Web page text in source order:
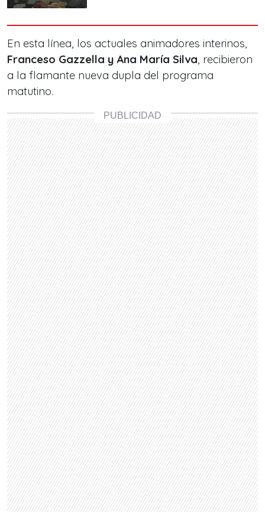
En esta línea, los actuales animadores interinos,
Franceso Gazzella y Ana María Silva, recibieron
a la flamante nueva dupla del programa
matutino.